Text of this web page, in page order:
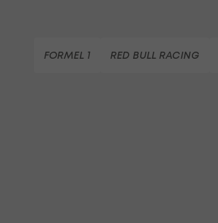
FORMEL 1 RED BULL RACING